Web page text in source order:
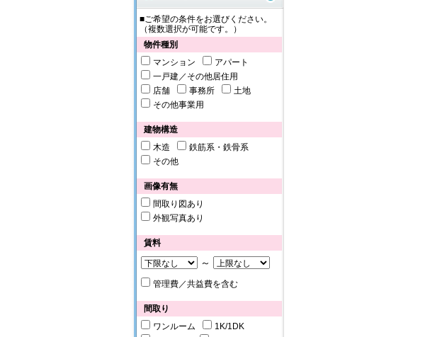
■ご希望の条件をお選びください。
（複数選択が可能です。）
物件種別
マンション
アパート
一戸建／その他居住用
店舗
事務所
土地
その他事業用
建物構造
木造
鉄筋系・鉄骨系
その他
画像有無
間取り図あり
外観写真あり
賃料
～
管理費／共益費を含む
間取り
ワンルーム
1K/1DK